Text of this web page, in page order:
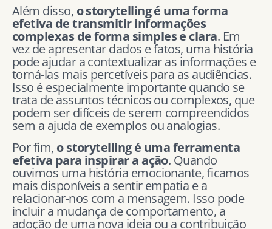
Além disso, o storytelling é uma forma
efetiva de transmitir informações
complexas de forma simples e clara. Em
vez de apresentar dados e fatos, uma história
pode ajudar a contextualizar as informações e
torná-las mais percetíveis para as audiências.
Isso é especialmente importante quando se
trata de assuntos técnicos ou complexos, que
podem ser difíceis de serem compreendidos
sem a ajuda de exemplos ou analogias.
Por fim, o storytelling é uma ferramenta
efetiva para inspirar a ação. Quando
ouvimos uma história emocionante, ficamos
mais disponíveis a sentir empatia e a
relacionar-nos com a mensagem. Isso pode
incluir a mudança de comportamento, a
adoção de uma nova ideia ou a contribuição